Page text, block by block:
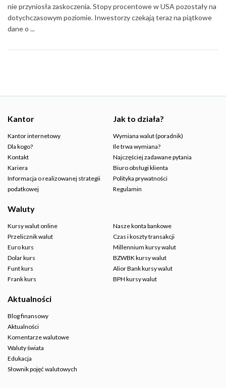
nie przyniosła zaskoczenia. Stopy procentowe w USA pozostały na
dotychczasowym poziomie. Inwestorzy czekają teraz na piątkowe
dane o ...
Kantor
Kantor internetowy
Dla kogo?
Kontakt
Kariera
Informacja o realizowanej strategii
podatkowej
Jak to działa?
Wymiana walut (poradnik)
Ile trwa wymiana?
Najczęściej zadawane pytania
Biuro obsługi klienta
Polityka prywatności
Regulamin
Waluty
Kursy walut online
Przelicznik walut
Euro kurs
Dolar kurs
Funt kurs
Frank kurs
Nasze konta bankowe
Czas i koszty transakcji
Millennium kursy walut
BZWBK kursy walut
Alior Bank kursy walut
BPH kursy walut
Aktualności
Blog finansowy
Aktualności
Komentarze walutowe
Waluty świata
Edukacja
Słownik pojęć walutowych